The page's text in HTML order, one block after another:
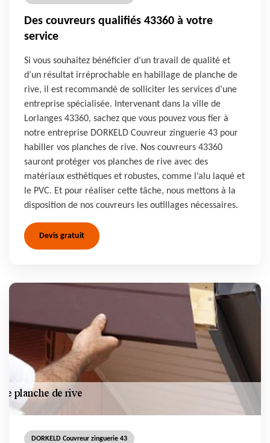
Des couvreurs qualifiés 43360 à votre
service
Si vous souhaitez bénéficier d’un travail de qualité et
d’un résultat irréprochable en habillage de planche de
rive, il est recommandé de solliciter les services d’une
entreprise spécialisée. Intervenant dans la ville de
Lorlanges 43360, sachez que vous pouvez vous fier à
notre entreprise DORKELD Couvreur zinguerie 43 pour
habiller vos planches de rive. Nos couvreurs 43360
sauront protéger vos planches de rive avec des
matériaux esthétiques et robustes, comme l’alu laqué et
le PVC. Et pour réaliser cette tâche, nous mettons à la
disposition de nos couvreurs les outillages nécessaires.
Devis gratuit
DORKELD Couvreur zinguerie 43